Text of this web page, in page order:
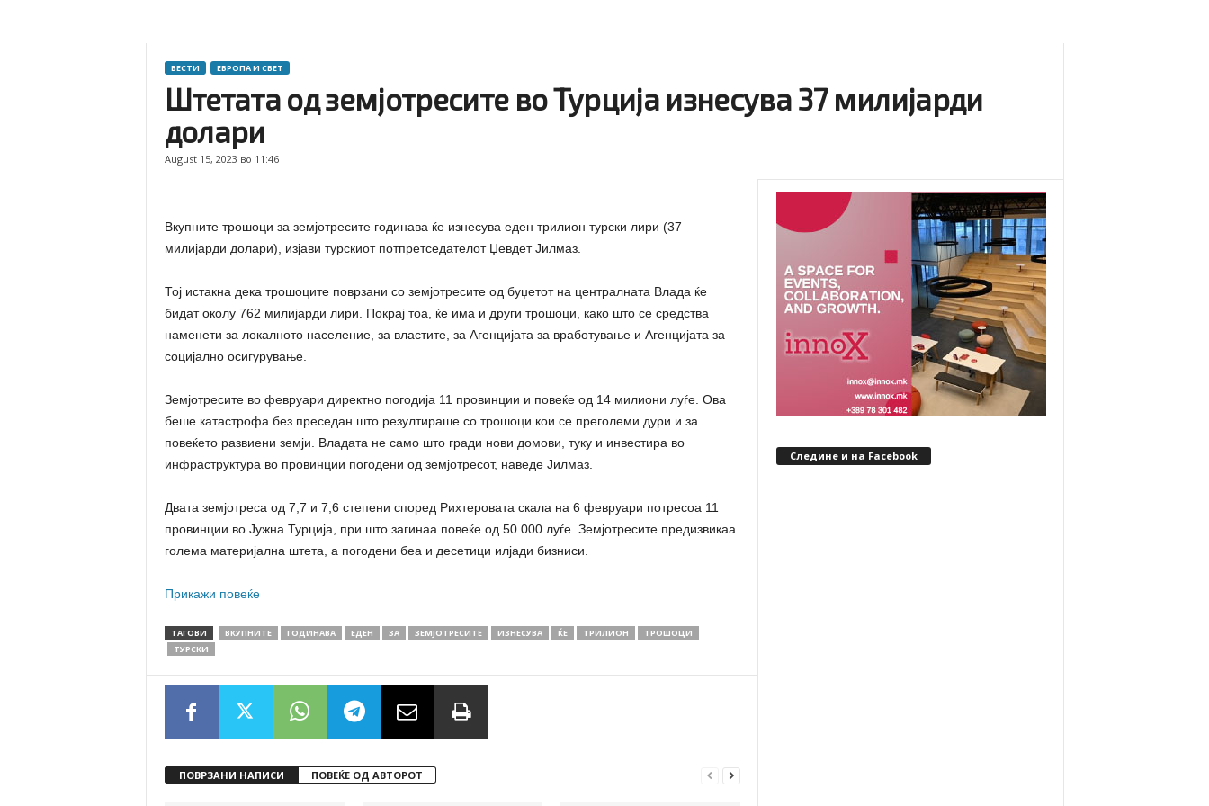
ВЕСТИ ЕВРОПА И СВЕТ
Штетата од земјотресите во Турција изнесува 37 милијарди
долари
August 15, 2023 во 11:46
Вкупните трошоци за земјотресите годинава ќе изнесува еден трилион турски лири (37
милијарди долари), изјави турскиот потпретседателот Џевдет Јилмаз.
Тој истакна дека трошоците поврзани со земјотресите од буџетот на централната Влада ќе
бидат околу 762 милијарди лири. Покрај тоа, ќе има и други трошоци, како што се средства
наменети за локалното население, за властите, за Агенцијата за вработување и Агенцијата за
социјално осигурување.
Земјотресите во февруари директно погодија 11 провинции и повеќе од 14 милиони луѓе. Ова
беше катастрофа без преседан што резултираше со трошоци кои се преголеми дури и за
повеќето развиени земји. Владата не само што гради нови домови, туку и инвестира во
инфраструктура во провинции погодени од земјотресот, наведе Јилмаз.
Двата земјотреса од 7,7 и 7,6 степени според Рихтеровата скала на 6 февруари потресоа 11
провинции во Јужна Турција, при што загинаа повеќе од 50.000 луѓе. Земјотресите предизвикаа
голема материјална штета, а погодени беа и десетици илјади бизниси.
Прикажи повеќе
ТАГОВИ ВКУПНИТЕ ГОДИНАВА ЕДЕН ЗА ЗЕМЈОТРЕСИТЕ ИЗНЕСУВА ЌЕ ТРИЛИОН
ТРОШОЦИ
ТУРСКИ
ПОВРЗАНИ НАПИСИ ПОВЕЌЕ ОД АВТОРОТ
Следине и на Facebook